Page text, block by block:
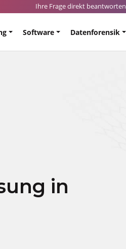
Ihre Frage direkt
Software Datenforensik
in